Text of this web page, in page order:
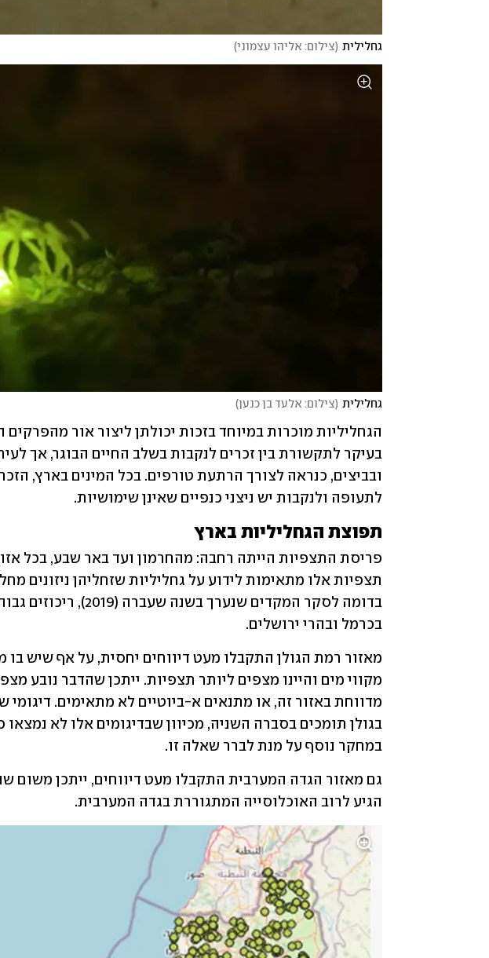
גחלילית (צילום: אליהו עצמוני)
גחלילית (צילום: אלעד בן כנען)
לתעופה ולנקבות יש ניצני כנפיים שאינן שימושיות.
תפוצת הגחליליות בארץ
בכרמל ובהרי ירושלים.
במחקר נוסף על מנת לברר שאלה זו.
הגיע לרוב האוכלוסייה המתגוררת בגדה המערבית.